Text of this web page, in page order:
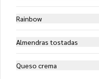
Rainbow
Almendras tostadas
Queso crema